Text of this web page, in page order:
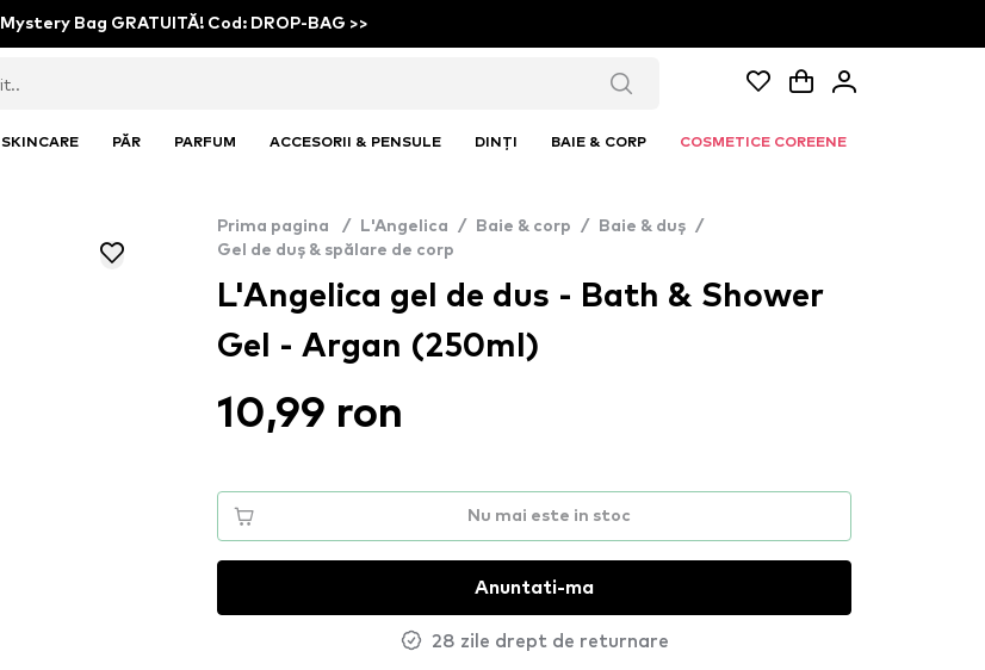
Mystery Bag GRATUITĂ! Cod: DROP-BAG >>
SKINCARE PĂR PARFUM ACCESORII & PENSULE DINȚI BAIE & CORP COSMETICE COREENE
Prima pagina / L'Angelica / Baie & corp / Baie & duș /
Gel de duș & spălare de corp
L'Angelica gel de dus - Bath & Shower
Gel - Argan (250ml)
10,99 ron
Nu mai este in stoc
Anuntati-ma
28 zile drept de returnare